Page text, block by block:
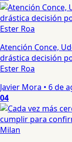
Atención Conce,
drástica decisión
Ester Roa
Javier Mora • 6 de
04